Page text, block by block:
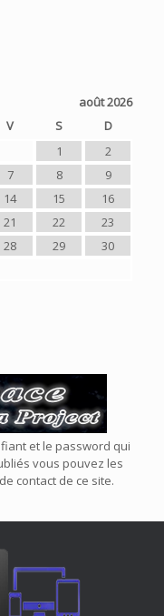
août 2026
V S
D
1
2
7 8
9
14 15
16
21 22
23
28 29
30
et le password qui
vous pouvez les
contact de ce site.